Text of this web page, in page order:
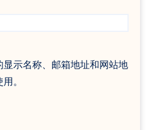
示名称、邮箱地址和网站地
。